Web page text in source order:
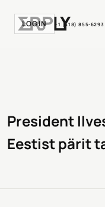
LOGIN +1 (518) 855-6293
President
Eestist pärit